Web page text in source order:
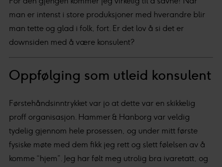
man er intenst i store produksjoner med hverandre blir
man tette og glad i folk, fort. Er det lov å si det er
downsiden med å være konsulent?
Oppfølging som utleid konsulent
Førstehåndsinntrykket var jo at dette var en skikkelig
proff organisasjon. Hammer & Hanborg var veldig
tydelig gjennom hele prosessen, og under mitt første
fysiske møte med dem fikk jeg rett og slett følelsen av å
komme “hjem”. Jeg har følt meg utrolig bra ivaretatt, og